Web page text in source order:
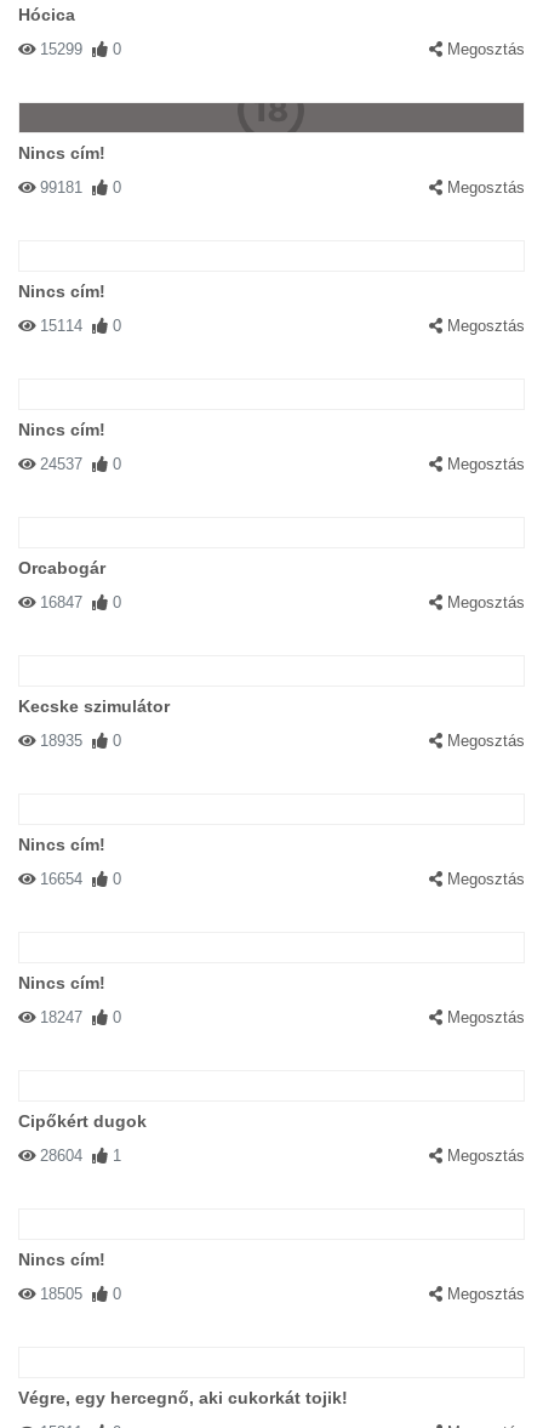
Hócica
15299 0 Megosztás
Nincs cím!
99181 0 Megosztás
Nincs cím!
15114 0 Megosztás
Nincs cím!
24537 0 Megosztás
Orcabogár
16847 0 Megosztás
Kecske szimulátor
18935 0 Megosztás
Nincs cím!
16654 0 Megosztás
Nincs cím!
18247 0 Megosztás
Cipőkért dugok
28604 1 Megosztás
Nincs cím!
18505 0 Megosztás
Végre, egy hercegnő, aki cukorkát tojik!